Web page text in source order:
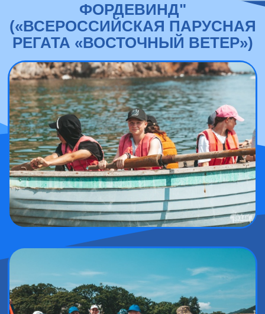
ФОРДЕВИНД"
(«ВСЕРОССИЙСКАЯ ПАРУСНАЯ
РЕГАТА «ВОСТОЧНЫЙ ВЕТЕР»)